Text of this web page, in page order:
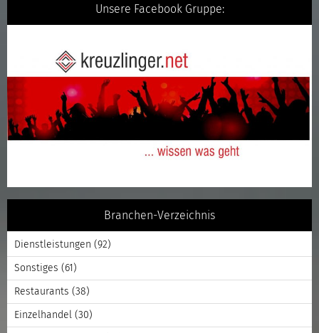
Unsere Facebook Gruppe:
Branchen-Verzeichnis
Dienstleistungen (92)
Sonstiges (61)
Restaurants (38)
Einzelhandel (30)